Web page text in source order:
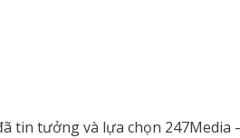
tin tưởng và lựa chọn